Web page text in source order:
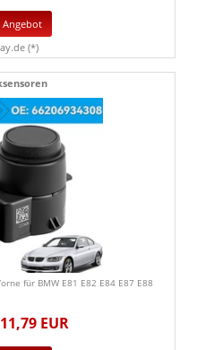
Angebot
(*)
für BMW E81 E82 E84 E87 E88
11,79 EUR